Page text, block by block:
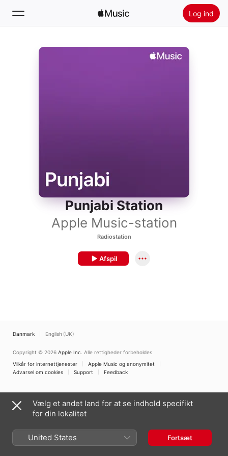
Log ind
Punjabi Station
Apple Music-station
Radiostation
Afspil
Danmark English (UK)
Copyright © 2026 Apple Inc. Alle rettigheder forbeholdes.
Vilkår for internettjenester
Apple Music og anonymitet
Advarsel om cookies
Support Feedback
Vælg et andet land for at se indhold specifikt
for din lokalitet
United States Fortsæt